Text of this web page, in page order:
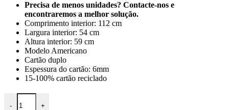
Precisa de menos unidades? Contacte-nos e
encontraremos a melhor solução.
Comprimento interior: 112 cm
Largura interior: 54 cm
Altura interior: 59 cm
Modelo Americano
Cartão duplo
Espessura do cartão: 6mm
15-100% cartão reciclado
- +